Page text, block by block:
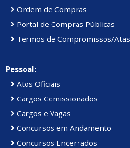
Ordem de Compras
Portal de Compras Públicas
Termos de Compromissos/Atas
Pessoal:
Atos Oficiais
Cargos Comissionados
Cargos e Vagas
Concursos em Andamento
Concursos Encerrados